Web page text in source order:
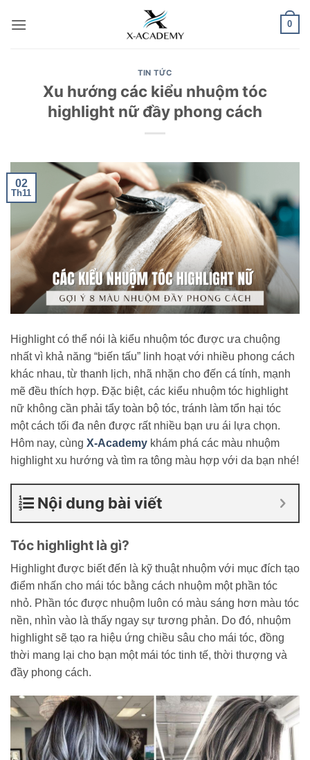
qua
0
TIN TỨC
Xu hướng các kiểu nhuộm tóc
highlight nữ đầy phong cách
02
Th11
Highlight có thể nói là kiểu nhuộm tóc được ưa chuộng
nhất vì khả năng “biến tấu” linh hoạt với nhiều phong cách
khác nhau, từ thanh lịch, nhã nhặn cho đến cá tính, mạnh
mẽ đều thích hợp. Đặc biệt, các kiểu nhuộm tóc highlight
nữ không cần phải tẩy toàn bộ tóc, tránh làm tổn hại tóc
một cách tối đa nên được rất nhiều bạn ưu ái lựa chọn.
Hôm nay, cùng X-Academy khám phá các màu nhuộm
highlight xu hướng và tìm ra tông màu hợp với da bạn nhé!
Nội dung bài viết
Tóc highlight là gì?
Highlight được biết đến là kỹ thuật nhuộm với mục đích tạo
điểm nhấn cho mái tóc bằng cách nhuộm một phần tóc
nhỏ. Phần tóc được nhuộm luôn có màu sáng hơn màu tóc
nền, nhìn vào là thấy ngay sự tương phản. Do đó, nhuộm
highlight sẽ tạo ra hiệu ứng chiều sâu cho mái tóc, đồng
thời mang lại cho bạn một mái tóc tinh tế, thời thượng và
đầy phong cách.